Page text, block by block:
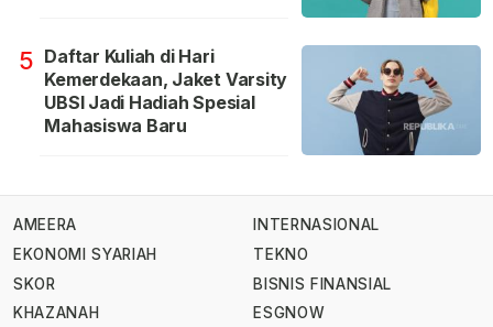
5 Daftar Kuliah di Hari
Kemerdekaan, Jaket Varsity
UBSI Jadi Hadiah Spesial
Mahasiswa Baru
AMEERA
EKONOMI SYARIAH
SKOR
KHAZANAH
INTERNASIONAL
TEKNO
BISNIS FINANSIAL
ESGNOW